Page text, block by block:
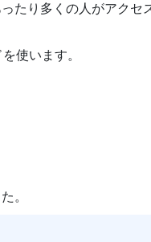
たり多くの人がアクセ
使います。
。